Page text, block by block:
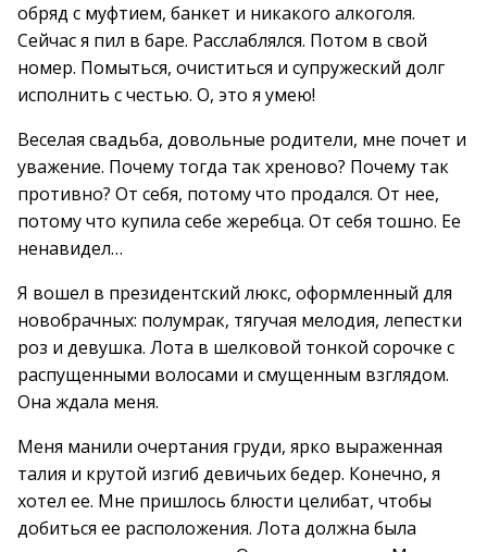
обряд с муфтием, банкет и никакого алкоголя.
Сейчас я пил в баре. Расслаблялся. Потом в свой
номер. Помыться, очиститься и супружеский долг
исполнить с честью. О, это я умею!
Веселая свадьба, довольные родители, мне почет и
уважение. Почему тогда так хреново? Почему так
противно? От себя, потому что продался. От нее,
потому что купила себе жеребца. От себя тошно. Ее
ненавидел…
Я вошел в президентский люкс, оформленный для
новобрачных: полумрак, тягучая мелодия, лепестки
роз и девушка. Лота в шелковой тонкой сорочке с
распущенными волосами и смущенным взглядом.
Она ждала меня.
Меня манили очертания груди, ярко выраженная
талия и крутой изгиб девичьих бедер. Конечно, я
хотел ее. Мне пришлось блюсти целибат, чтобы
добиться ее расположения. Лота должна была